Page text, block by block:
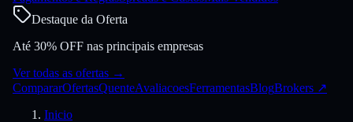
Destaque da Oferta
Até 30% OFF nas principais empresas
Ver todas as ofertas →
CompararOfertasQuenteAvaliacoesFerramentasBlogBrokers ↗
Inicio